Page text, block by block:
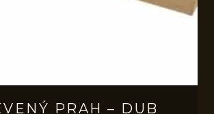
PRAH – DUB